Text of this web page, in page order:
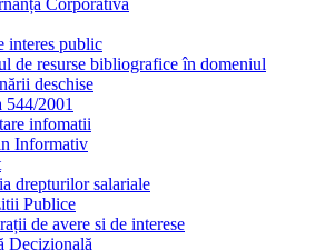
Corporativă
interes public
de resurse bibliografice în domeniul
deschise
544/2001
infomatii
Informativ
drepturilor salariale
Publice
de avere si de interese
Decizională